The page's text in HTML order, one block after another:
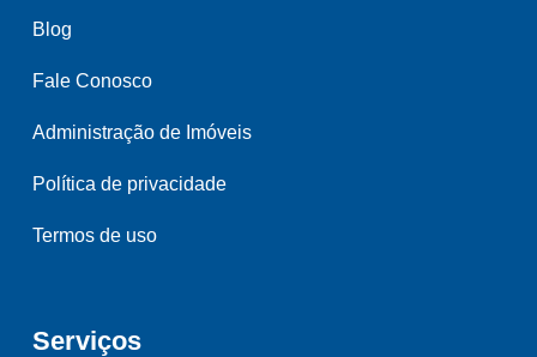
Blog
Fale Conosco
Administração de Imóveis
Política de privacidade
Termos de uso
Serviços